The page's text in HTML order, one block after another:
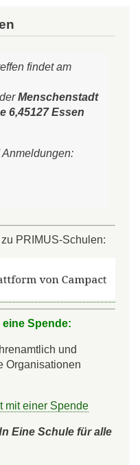
findet am
Menschenstadt
6,45127 Essen
PRIMUS-Schulen:
Spende:
und
Organisationen
mit einer Spende
Eine Schule für alle